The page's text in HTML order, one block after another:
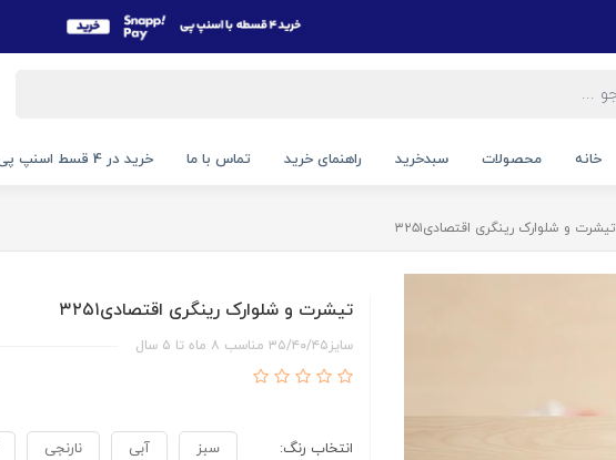
خانه محصولات سبدخرید راهنمای خرید تماس با ما خرید در 4 قسط اسنپ پی
تیشرت و شلوارک رینگری اقتصادی۳۲۵۱
تیشرت و شلوارک رینگری اقتصادی۳۲۵۱
سایز۳۵/۴۰/۴۵ مناسب ۸ ماه تا ۵ سال
انتخاب رنگ: سبز آبی نارنجی